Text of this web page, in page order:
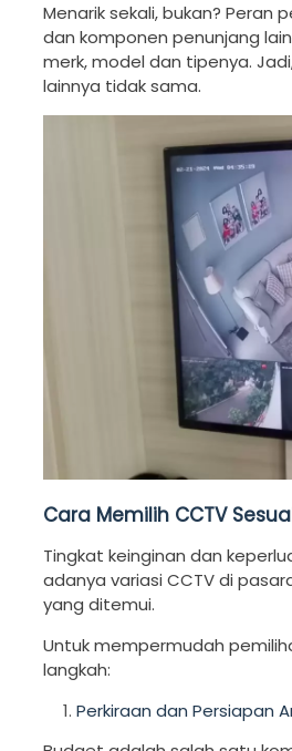
Menarik sekali, bukan?
dan komponen penunjang
merk, model dan tipenya.
lainnya tidak sama.
Cara Memilih CCTV
Tingkat keinginan dan
adanya variasi CCTV di
yang ditemui.
Untuk mempermudah
langkah:
Perkiraan dan Persiapan